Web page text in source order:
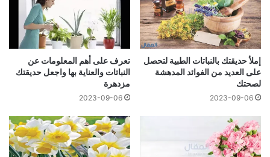
إملأ حديقتك بالنباتات الطبية لتحصل
على العديد من الفوائد المدهشة
لصحتك
2023-09-06
تعرف على أهم المعلومات عن
النباتات والعناية بها واجعل حديقتك
مزدهرة
2023-09-06